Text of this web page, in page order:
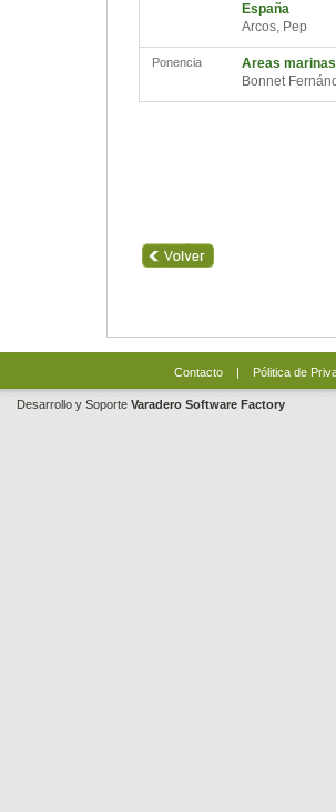
España
Arcos, Pep
Ponencia
Areas
Bonnet
Contacto| Pólitica de
Desarrollo y Soporte Varadero Software Factory